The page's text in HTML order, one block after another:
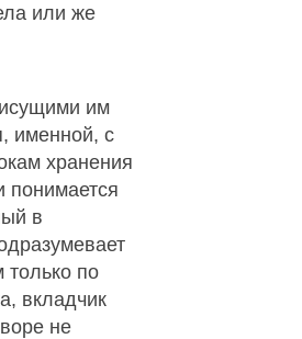
или же
им
именной, с
хранения
в
только по
вкладчик
не